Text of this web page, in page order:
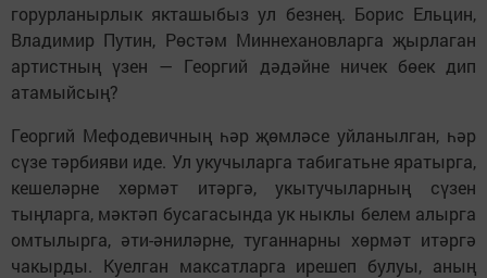
горурланырлык якташыбыз ул безнең. Борис Ельцин,
Владимир Путин, Рөстәм Миннехановларга җырлаган
артистның үзен — Георгий дәдәйне ничек бөек дип
атамыйсың?
Георгий Мефодевичның һәр җөмләсе уйланылган, һәр
сүзе тәрбияви иде. Ул укучыларга табигатьне яратырга,
кешеләрне хөрмәт итәргә, укытучыларның сүзен
тыңларга, мәктәп бусагасында ук ныклы белем алырга
омтылырга, әти-әниләрне, туганнарны хөрмәт итәргә
чакырды. Куелган максатларга ирешеп булуы, аның